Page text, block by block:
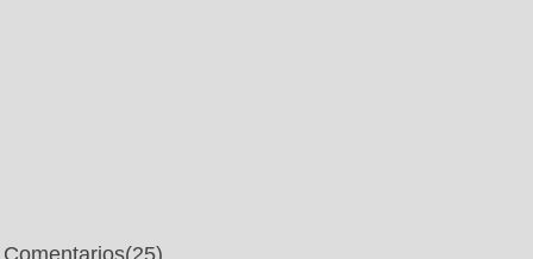
Comentarios(25)